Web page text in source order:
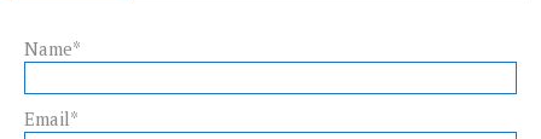
Name*
Email*